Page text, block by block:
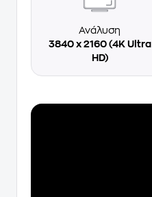
Ανάλυση
3840 x 2160 (4K Ultra
HD)